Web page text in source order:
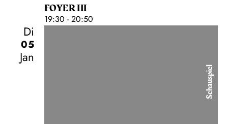
FOYER III
19:30 - 20:50
Di
05
Jan
Schauspiel